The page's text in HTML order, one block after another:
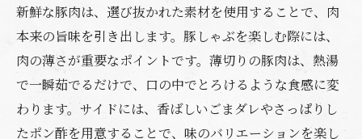
新鮮な豚肉は、選び抜かれた素材を使用することで、肉
本来の旨味を引き出します。豚しゃぶを楽しむ際には、
肉の薄さが重要なポイントです。薄切りの豚肉は、熱湯
で一瞬茹でるだけで、口の中でとろけるような食感に変
わります。サイドには、香ばしいごまダレやさっぱりし
たポン酢を用意することで、味のバリエーションを楽し